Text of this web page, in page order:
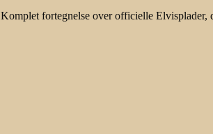
fortegnelse over officielle